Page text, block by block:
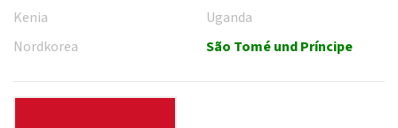
Kenia
Nordkorea
Uganda
São Tomé und Príncipe